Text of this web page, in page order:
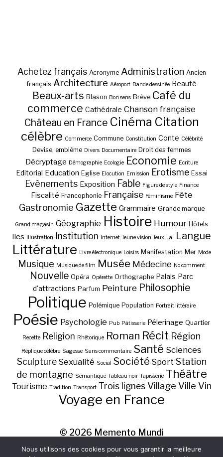
Achetez français Acronyme Administration Ancien
français Architecture Aéroport Bande dessinée Beauté
Beaux-arts Blason Bon sens Brève Café du
commerce Cathédrale Chanson française
Château en France Cinéma Citation
célèbre Commerce Commune Constitution Conte Célébrité
Devise, emblème Divers Documentaire Droit des femmes
Décryptage Démographie Ecologie Economie Ecriture
Editorial Education Eglise Elocution Emission Erotisme Essai
Evènements Exposition Fable Figure de style Finance
Fiscalité Francophonie Française Féminisme Fête
Gastronomie Gazette Grammaire Grande marque
Grand magasin Géographie Histoire Humour Hôtels
Iles Illustration Institution Internet Jeune vision Jeux Lai Langue
Littérature Livre électronique Loisirs Manifestation Mer Mode
Musique Musique de film Musée Médecine No comment
Nouvelle Opéra Opérette Orthographe Palais Parc
d'attractions Parfum Peinture Philosophie
Politique Polémique Population Portrait littéraire
Poésie Psychologie Pub Pâtisserie Pélerinage Quartier
Recette Religion Rhétorique Roman Récit Région
Réplique célèbre Sagesse Sans commentaire Santé Sciences
Sculpture Sexualité Social Société Sport Station
de montagne Sémantique Tableau noir Tapisserie Théâtre
Tourisme Tradition Transport Trois lignes Village Ville Vin
Voyage en France
© 2026 Memento Mundi
Nous utilisons des cookies pour vous garantir la meilleure